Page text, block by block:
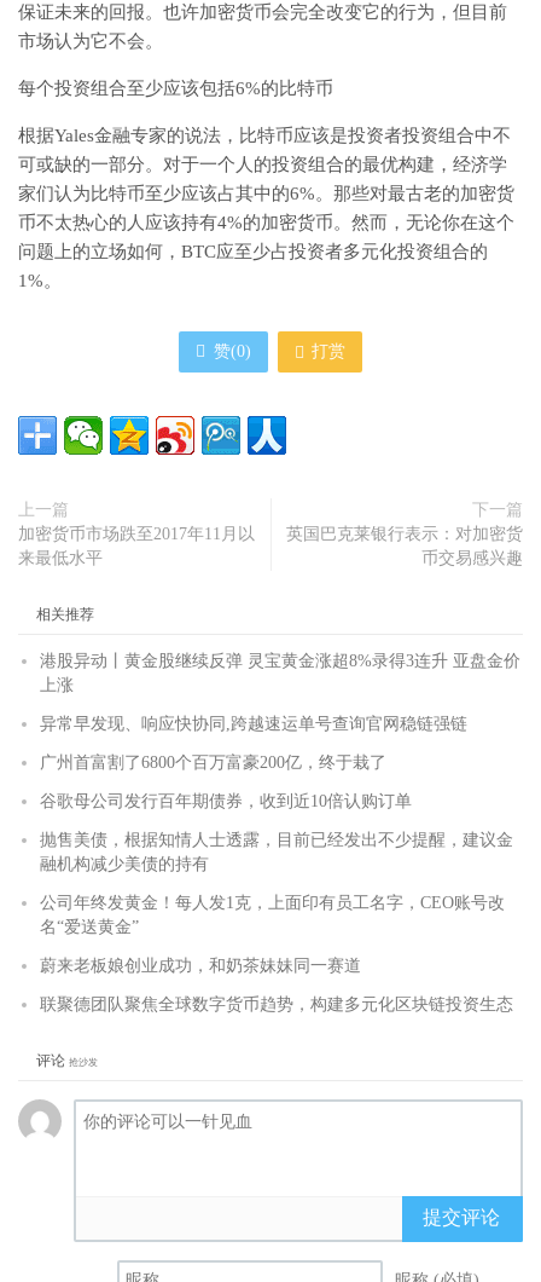
保证未来的回报。也许加密货币会完全改变它的行为，但目前
市场认为它不会。
每个投资组合至少应该包括6%的比特币
根据Yales金融专家的说法，比特币应该是投资者投资组合中不
可或缺的一部分。对于一个人的投资组合的最优构建，经济学
家们认为比特币至少应该占其中的6%。那些对最古老的加密货
币不太热心的人应该持有4%的加密货币。然而，无论你在这个
问题上的立场如何，BTC应至少占投资者多元化投资组合的
1%。
赞(0) 打赏
上一篇
加密货币市场跌至2017年11月以
来最低水平
下一篇
英国巴克莱银行表示：对加密货
币交易感兴趣
相关推荐
港股异动丨黄金股继续反弹 灵宝黄金涨超8%录得3连升 亚盘金价
上涨
异常早发现、响应快协同,跨越速运单号查询官网稳链强链
广州首富割了6800个百万富豪200亿，终于栽了
谷歌母公司发行百年期债券，收到近10倍认购订单
抛售美债，根据知情人士透露，目前已经发出不少提醒，建议金
融机构减少美债的持有
公司年终发黄金！每人发1克，上面印有员工名字，CEO账号改
名“爱送黄金”
蔚来老板娘创业成功，和奶茶妹妹同一赛道
联聚德团队聚焦全球数字货币趋势，构建多元化区块链投资生态
评论 抢沙发
提交评论